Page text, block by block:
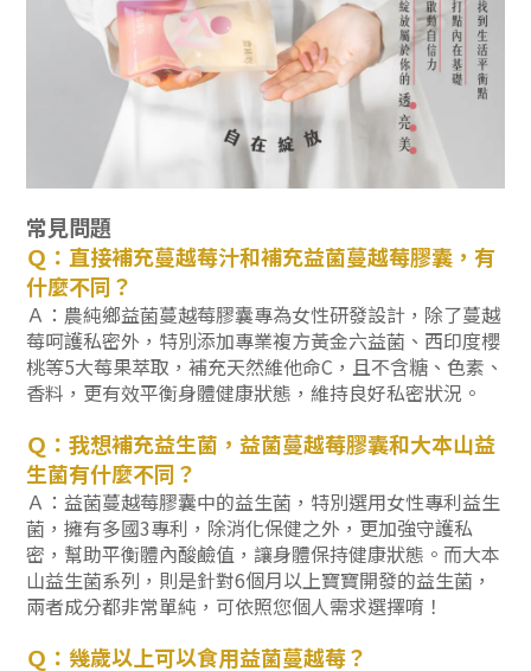
常見問題
Ｑ：直接補充蔓越莓汁和補充益菌蔓越莓膠囊，有
什麼不同？
Ａ：農純鄉益菌蔓越莓膠囊專為女性研發設計，除了蔓越
莓呵護私密外，特別添加專業複方黃金六益菌、西印度櫻
桃等5大莓果萃取，補充天然維他命C，且不含糖、色素、
香料，更有效平衡身體健康狀態，維持良好私密狀況。
Ｑ：我想補充益生菌，益菌蔓越莓膠囊和大本山益
生菌有什麼不同？
Ａ：益菌蔓越莓膠囊中的益生菌，特別選用女性專利益生
菌，擁有多國3專利，除消化保健之外，更加強守護私
密，幫助平衡體內酸鹼值，讓身體保持健康狀態。而大本
山益生菌系列，則是針對6個月以上寶寶開發的益生菌，
兩者成分都非常單純，可依照您個人需求選擇唷！
Ｑ：幾歲以上可以食用益菌蔓越莓？